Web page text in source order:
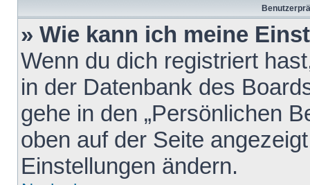
» Wie kann ich meine
Wenn du dich registriert
in der Datenbank des
gehe in den „Persönlichen
oben auf der Seite
Einstellungen ändern.